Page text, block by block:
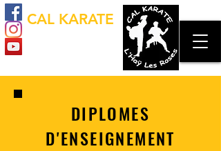
CAL KARATE
DIPLOMES
D'ENSEIGNEMENT